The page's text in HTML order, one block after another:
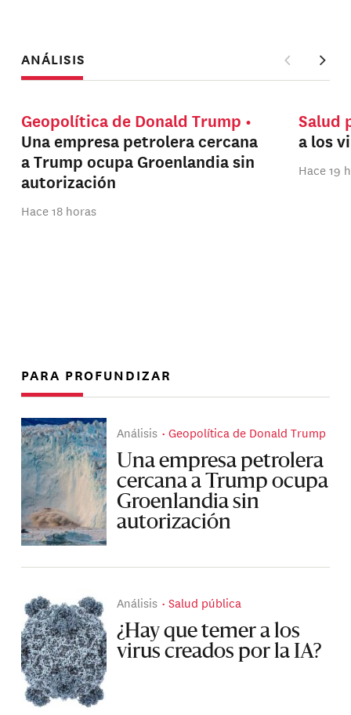
ANÁLISIS
Geopolítica de Donald Trump
Una empresa petrolera cercana
a Trump ocupa Groenlandia sin
autorización
Hace 18 horas
Salud
a los
Hace 19
PARA PROFUNDIZAR
Análisis Geopolítica de Donald Trump
Una empresa petrolera
cercana a Trump ocupa
Groenlandia sin
autorización
Análisis Salud pública
¿Hay que temer a los
virus creados por la IA?